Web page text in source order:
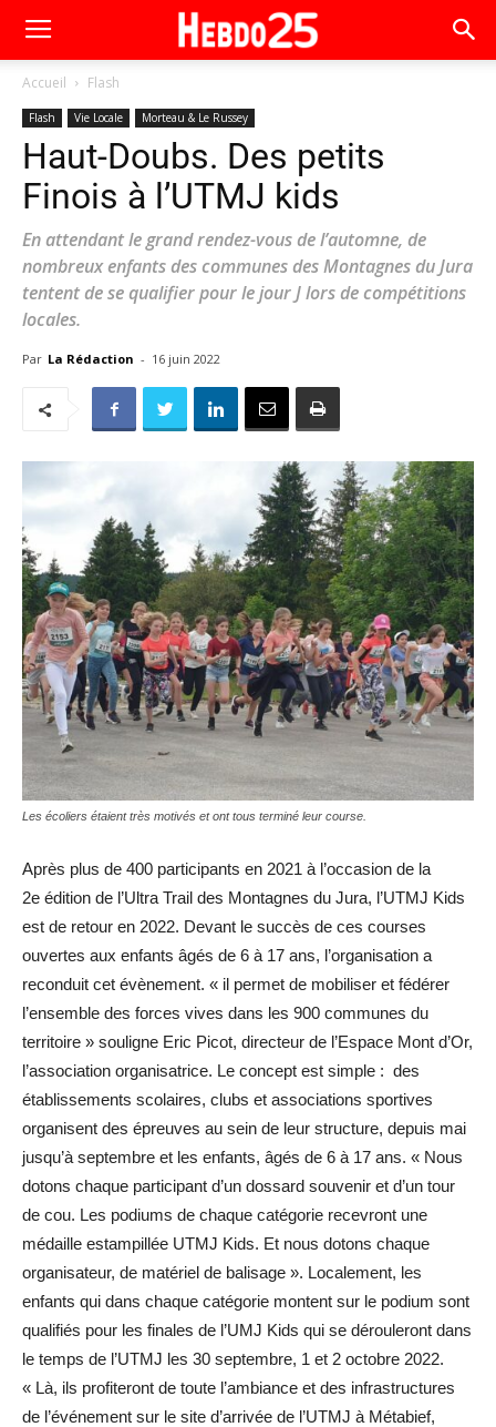
Accueil Flash
Flash Vie Locale Morteau & Le Russey
Haut-Doubs. Des petits
Finois à l’UTMJ kids
En attendant le grand rendez-vous de l’automne, de
nombreux enfants des communes des Montagnes du Jura
tentent de se qualifier pour le jour J lors de compétitions
locales.
Par La Rédaction - 16 juin 2022
Les écoliers étaient très motivés et ont tous terminé leur course.
Après plus de 400 participants en 2021 à l’occasion de la
2e édition de l’Ultra Trail des Montagnes du Jura, l’UTMJ Kids
est de retour en 2022. Devant le succès de ces courses
ouvertes aux enfants âgés de 6 à 17 ans, l’organisation a
reconduit cet évènement. « il permet de mobiliser et fédérer
l’ensemble des forces vives dans les 900 communes du
territoire » souligne Eric Picot, directeur de l’Espace Mont d’Or,
l’association organisatrice. Le concept est simple : des
établissements scolaires, clubs et associations sportives
organisent des épreuves au sein de leur structure, depuis mai
jusqu’à septembre et les enfants, âgés de 6 à 17 ans. « Nous
dotons chaque participant d’un dossard souvenir et d’un tour
de cou. Les podiums de chaque catégorie recevront une
médaille estampillée UTMJ Kids. Et nous dotons chaque
organisateur, de matériel de balisage ». Localement, les
enfants qui dans chaque catégorie montent sur le podium sont
qualifiés pour les finales de l’UMJ Kids qui se dérouleront dans
le temps de l’UTMJ les 30 septembre, 1 et 2 octobre 2022.
« Là, ils profiteront de toute l’ambiance et des infrastructures
de l’événement sur le site d’arrivée de l’UTMJ à Métabief,